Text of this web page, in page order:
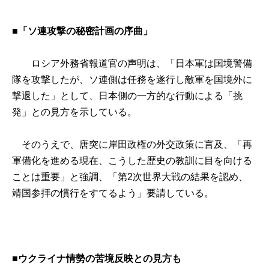
■「ソ連攻撃の秘密計画の序曲」
ロシア外務省報道官の声明は、「日本軍は国境警備
隊を攻撃したが、ソ連側は任務を遂行し敵軍を国境外に
撃退した」として、日本側の一方的な行動による「挑
発」との見方を示している。
そのうえで、唐突に岸田政権の外交政策に言及、「再
軍備化を進める現在、こうした歴史の教訓に目を向ける
ことは重要」と強調、「第2次世界大戦の結果を認め、
靖国参拝の慣行をすてるよう」要請している。
■ウクライナ情勢の苦境反映との見方も